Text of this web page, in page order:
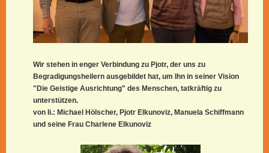
Wir stehen in enger Verbindung zu Pjotr, der uns zu
Begradigungsheilern ausgebildet hat, um Ihn in seiner Vision
"Die Geistige Ausrichtung" des Menschen, tatkräftig zu
unterstützen.
von li.: Michael Hölscher, Pjotr Elkunoviz, Manuela Schiffmann
und seine Frau Charlene Elkunoviz